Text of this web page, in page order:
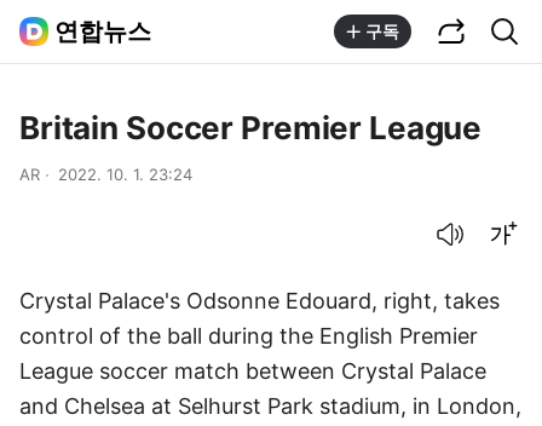
연합뉴스 구독
Britain Soccer Premier League
AR 2022. 10. 1. 23:24
Crystal Palace's Odsonne Edouard, right, takes
control of the ball during the English Premier
League soccer match between Crystal Palace
and Chelsea at Selhurst Park stadium, in London,